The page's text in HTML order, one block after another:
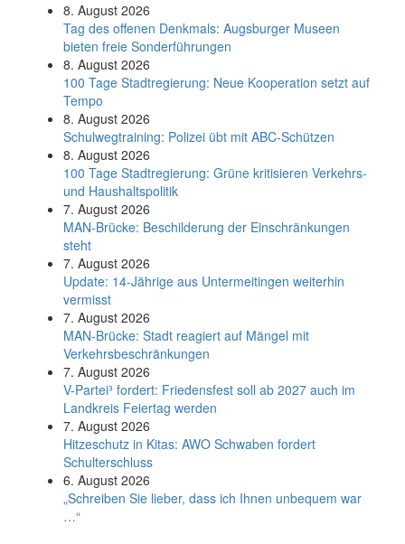
8. August 2026
Tag des offenen Denkmals: Augsburger Museen
bieten freie Sonderführungen
8. August 2026
100 Tage Stadtregierung: Neue Kooperation setzt auf
Tempo
8. August 2026
Schul­weg­trai­ning: Poli­zei übt mit ABC-Schüt­zen
8. August 2026
100 Tage Stadtregierung: Grüne kritisieren Verkehrs-
und Haushaltspolitik
7. August 2026
MAN-Brücke: Beschilderung der Einschränkungen
steht
7. August 2026
Update: 14-Jährige aus Untermeitingen weiterhin
vermisst
7. August 2026
MAN-Brücke: Stadt reagiert auf Mängel mit
Verkehrsbeschränkungen
7. August 2026
V-Partei­³ fordert: Friedens­fest soll ab 2027 auch im
Land­kreis Feier­tag werden
7. August 2026
Hitzeschutz in Kitas: AWO Schwaben fordert
Schulterschluss
6. August 2026
„Schreiben Sie lieber, dass ich Ihnen unbequem war
…“